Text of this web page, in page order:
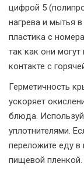
цифрой 5
нагрева и мытья
пластика с
так как они
контакте с
Герметичность
ускоряет
блюда.
уплотнителями.
переложите еду в
пищевой пленкой.